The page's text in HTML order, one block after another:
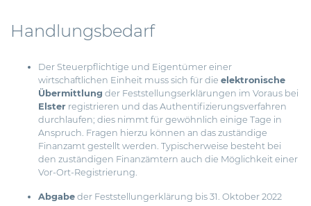
Handlungsbedarf
Der Steuerpflichtige und Eigentümer einer
wirtschaftlichen Einheit muss sich für die elektronische
Übermittlung der Feststellungserklärungen im Voraus bei
Elster registrieren und das Authentifizierungsverfahren
durchlaufen; dies nimmt für gewöhnlich einige Tage in
Anspruch. Fragen hierzu können an das zuständige
Finanzamt gestellt werden. Typischerweise besteht bei
den zuständigen Finanzämtern auch die Möglichkeit einer
Vor-Ort-Registrierung.
Abgabe der Feststellungerklärung bis 31. Oktober 2022